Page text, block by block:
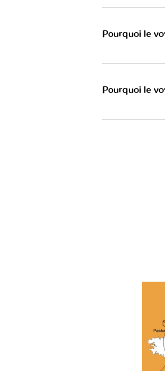
Pourquoi le
Pourquoi le